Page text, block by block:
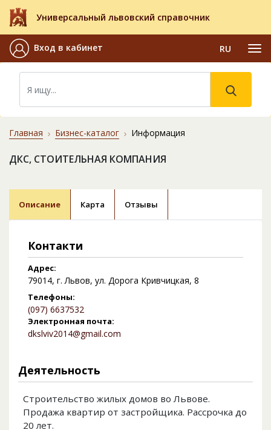
Универсальный львовский справочник
Вход в кабинет RU
Главная Бизнес-каталог Информация
ДКС, СТОИТЕЛЬНАЯ КОМПАНИЯ
Описание Карта Отзывы
Контакти
Адрес:
79014, г. Львов, ул. Дорога Кривчицкая, 8
Телефоны:
(097) 6637532
Электронная почта:
dkslviv2014@gmail.com
Деятельность
Строительство жилых домов во Львове.
Продажа квартир от застройщика. Рассрочка до
20 лет.